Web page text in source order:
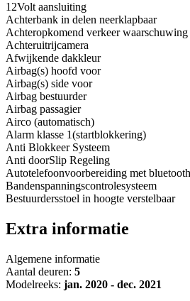
12Volt aansluiting
Achterbank in delen neerklapbaar
Achteropkomend verkeer waarschuwing
Achteruitrijcamera
Afwijkende dakkleur
Airbag(s) hoofd voor
Airbag(s) side voor
Airbag bestuurder
Airbag passagier
Airco (automatisch)
Alarm klasse 1(startblokkering)
Anti Blokkeer Systeem
Anti doorSlip Regeling
Autotelefoonvoorbereiding met bluetooth
Bandenspanningscontrolesysteem
Bestuurdersstoel in hoogte verstelbaar
Extra informatie
Algemene informatie
Aantal deuren: 5
Modelreeks: jan. 2020 - dec. 2021